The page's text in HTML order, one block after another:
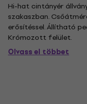
Hi-hat cintányér
szakaszban.
erősítéssel. Állítható
Krómozott felület.
Olvass el többet